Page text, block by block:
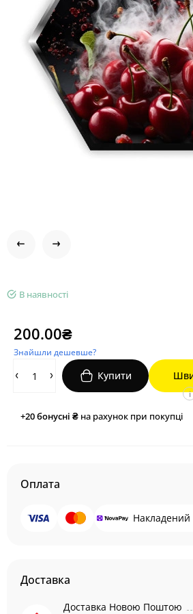
В наявності
200.00₴
Знайшли дешевше?
Купити
+20бонусні ₴ на рахунок при покупці
i
Оплата
Накладений
Доставка
Доставка Новою Поштою